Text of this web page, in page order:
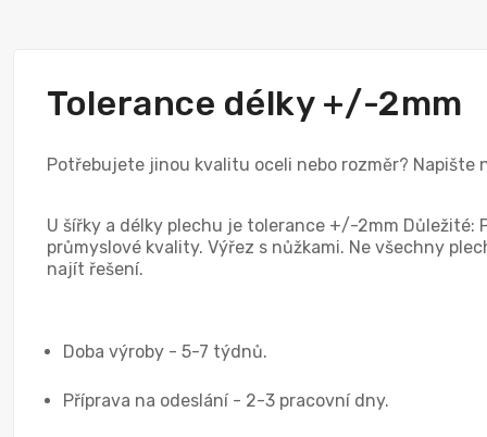
Tolerance délky +/-2mm
Potřebujete jinou kvalitu oceli nebo rozměr? Napište
U šířky a délky plechu je tolerance +/-2mm
průmyslové kvality. Výřez s nůžkami. Ne všechny
najít řešení.
Doba výroby - 5-7 týdnů.
Příprava na odeslání - 2-3 pracovní dny.